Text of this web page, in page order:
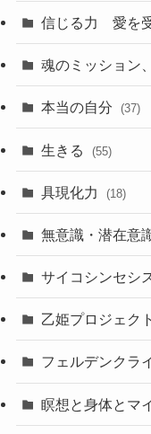
信じる力 愛を
魂のミッション
本当の自分 (37)
生きる (55)
具現化力 (18)
無意識・潜在意
サイコシンセシ
乙姫プロジェクト
フェルデンクラ
瞑想と身体とマ